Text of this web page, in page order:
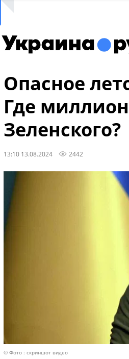
Опасное
Где
Зеленского?
13:10 13.08.2024 2442
© Фото : скриншот видео